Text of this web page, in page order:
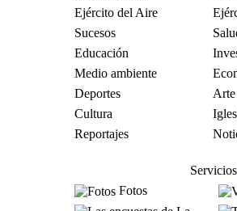
Ejército del Aire
Sucesos
Educación
Medio ambiente
Deportes
Arte
Cultura
Reportajes
Servicios
Fotos